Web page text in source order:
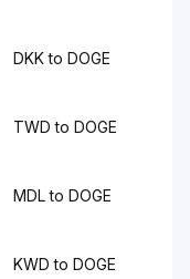
DKK to DOGE
TWD to DOGE
MDL to DOGE
KWD to DOGE